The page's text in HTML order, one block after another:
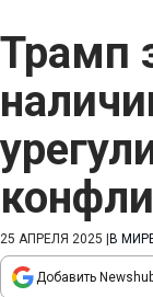
Трамп
25 АПРЕЛЯ 2025 В
Добавить